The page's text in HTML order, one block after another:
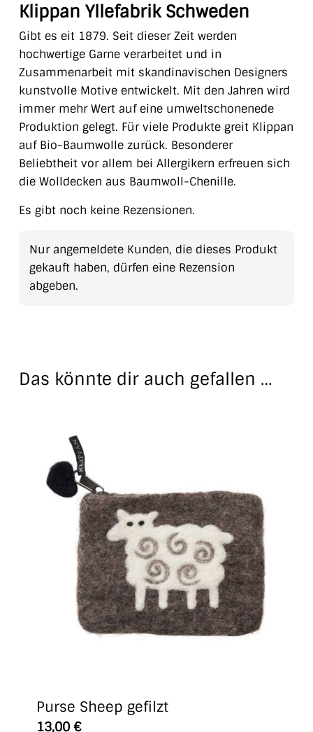
Klippan Yllefabrik Schweden
Gibt es eit 1879. Seit dieser Zeit werden
hochwertige Garne verarbeitet und in
Zusammenarbeit mit skandinavischen Designers
kunstvolle Motive entwickelt. Mit den Jahren wird
immer mehr Wert auf eine umweltschonenede
Produktion gelegt. Für viele Produkte greit Klippan
auf Bio-Baumwolle zurück. Besonderer
Beliebtheit vor allem bei Allergikern erfreuen sich
die Wolldecken aus Baumwoll-Chenille.
Es gibt noch keine Rezensionen.
Nur angemeldete Kunden, die dieses Produkt
gekauft haben, dürfen eine Rezension
abgeben.
Das könnte dir auch gefallen …
Purse Sheep gefilzt
13,00 €